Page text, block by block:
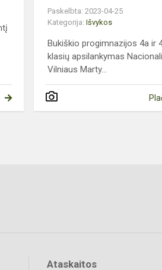
Paskelbta: 2023-04-25
Kategorija:Išvykos
Bukiškio progimnazijos 4a ir
klasių apsilankymas
Vilniaus Marty...
Ataskaitos